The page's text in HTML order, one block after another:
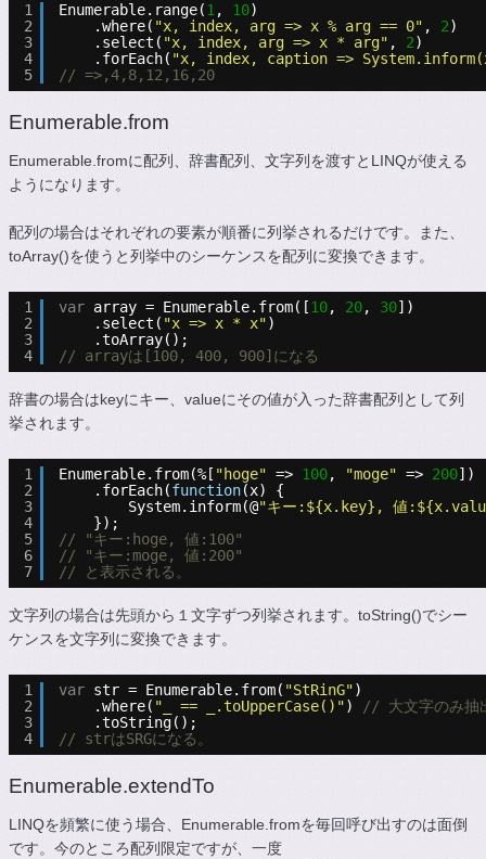
1
2
3
4
5
Enumerable.range(1, 10)
.where( "x, index, arg => x % arg == 0" , 2)
.select( "x, index, arg => x * arg" , 2)
.forEach( "x, index, caption =>
// =>,4,8,12,16,20
Enumerable.from
Enumerable.fromに配列、辞書配列、文字列を渡すとLINQが使える
ようになります。
配列の場合はそれぞれの要素が順番に列挙されるだけです。また、
toArray()を使うと列挙中のシーケンスを配列に変換できます。
1
2
3
4
var array = Enumerable.from([10, 20, 30])
.select( "x => x * x")
.toArray();
// arrayは[100, 400, 900]になる
辞書の場合はkeyにキー、valueにその値が入った辞書配列として列
挙されます。
1
2
3
4
5
6
7
Enumerable.from(%[ "hoge" => 100, "moge" => 200])
.forEach(function(x) {
System.inform(@"キー:${x.key}, 値
});
// "キー:hoge, 値:100"
// "キー:moge, 値:200"
// と表示される。
文字列の場合は先頭から１文字ずつ列挙されます。toString()でシー
ケンスを文字列に変換できます。
1
2
3
4
var str = Enumerable.from( "StRinG")
.where( "_ == _.toUpperCase()")
// 大文字のみ抽
.toString();
// strはSRGになる。
Enumerable.extendTo
LINQを頻繁に使う場合、Enumerable.fromを毎回呼び出すのは面倒
です。今のところ配列限定ですが、一度